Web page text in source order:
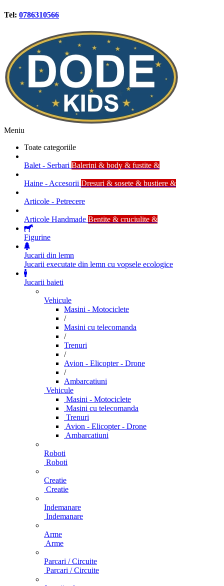
Tel: 0786310566
Meniu
Toate categoriile
Balet - Serbari Balerini & body & fustite &
Haine - Accesorii Dresuri & sosete & bustiere &
Articole - Petrecere
Articole Handmade Bentite & cruciulite &
Figurine
Jucarii din lemn
Jucarii executate din lemn cu vopsele ecologice
Jucarii baieti
Vehicule
Masini - Motociclete
/
Masini cu telecomanda
/
Trenuri
/
Avion - Elicopter - Drone
/
Ambarcatiuni
Vehicule
Masini - Motociclete
Masini cu telecomanda
Trenuri
Avion - Elicopter - Drone
Ambarcatiuni
Roboti
Roboti
Creatie
Creatie
Indemanare
Indemanare
Arme
Arme
Parcari / Circuite
Parcari / Circuite